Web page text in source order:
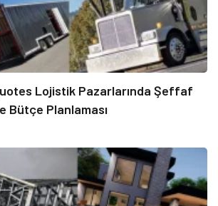
Lojistik Pazarlarında Şeffaf
Bütçe Planlaması